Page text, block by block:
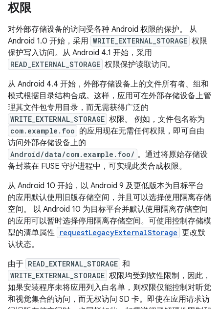
权限
对外部存储设备的访问受各种 Android 权限的保护。 从
Android 1.0 开始，采用 WRITE_EXTERNAL_STORAGE 权限
保护写入访问。从 Android 4.1 开始，采用
READ_EXTERNAL_STORAGE 权限保护读取访问。
从 Android 4.4 开始，外部存储设备上的文件所有者、组和
模式根据目录结构合成。这样，应用可在外部存储设备上管
理其文件包专用目录，而无需获得广泛的
WRITE_EXTERNAL_STORAGE 权限。 例如，文件包名称为
com.example.foo 的应用现在无需任何权限，即可自由
访问外部存储设备上的
Android/data/com.example.foo/ 。通过将原始存储设
备封装在 FUSE 守护进程中，可实现此类合成权限。
从 Android 10 开始，以 Android 9 及更低版本为目标平台
的应用默认使用旧版存储空间，并且可以选择使用隔离存储
空间。
以 Android 10 为目标平台并默认使用隔离存储空间
的应用可以暂时选择停用隔离存储空间。 可使用控制存储模
型的清单属性 requestLegacyExternalStorage 更改默
认状态。
由于 READ_EXTERNAL_STORAGE 和
WRITE_EXTERNAL_STORAGE 权限均受到软性限制，因此，
如果安装程序未将应用列入白名单，则权限仅能控制对听觉
和视觉集合的访问，而无权访问 SD 卡。即使在应用请求访